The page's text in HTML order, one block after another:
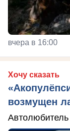
вчера в 16:00
Хочу сказать
возмущен